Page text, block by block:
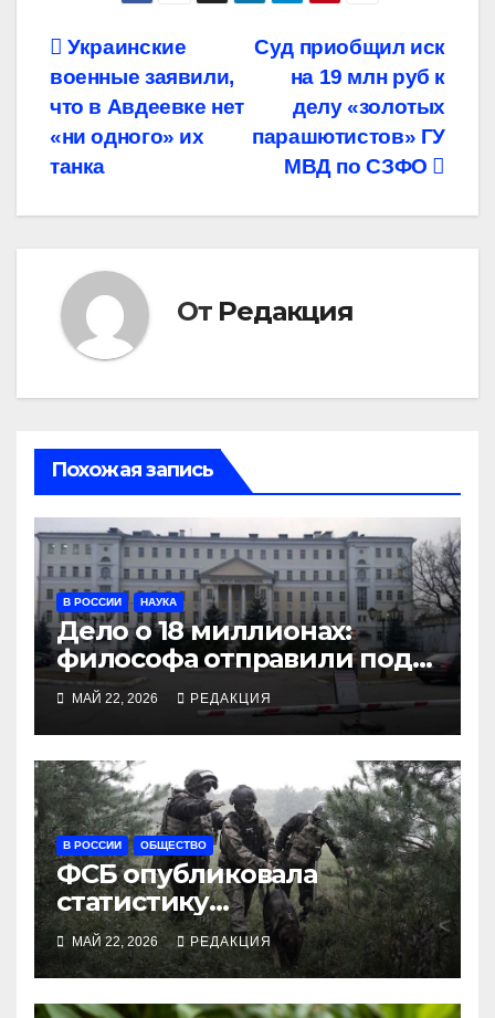
Навигация
по
записям
Суд приобщил иск
на 19 млн руб к
делу «золотых
парашютистов» ГУ
МВД по СЗФО
Украинские
военные заявили,
что в Авдеевке нет
«ни одного» их
танка
От Редакция
Похожая запись
В РОССИИ НАУКА
Дело о 18 миллионах:
философа отправили под
арест за переводы
Аристотеля
МАЙ 22, 2026 РЕДАКЦИЯ
В РОССИИ ОБЩЕСТВО
ФСБ опубликовала
статистику
предотвращений
МАЙ 22, 2026 РЕДАКЦИЯ